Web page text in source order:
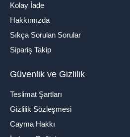
Kolay İade
Hakkımızda
Sıkça Sorulan Sorular
Sipariş Takip
Güvenlik ve Gizlilik
Teslimat Şartları
Gizlilik Sözleşmesi
Cayma Hakkı